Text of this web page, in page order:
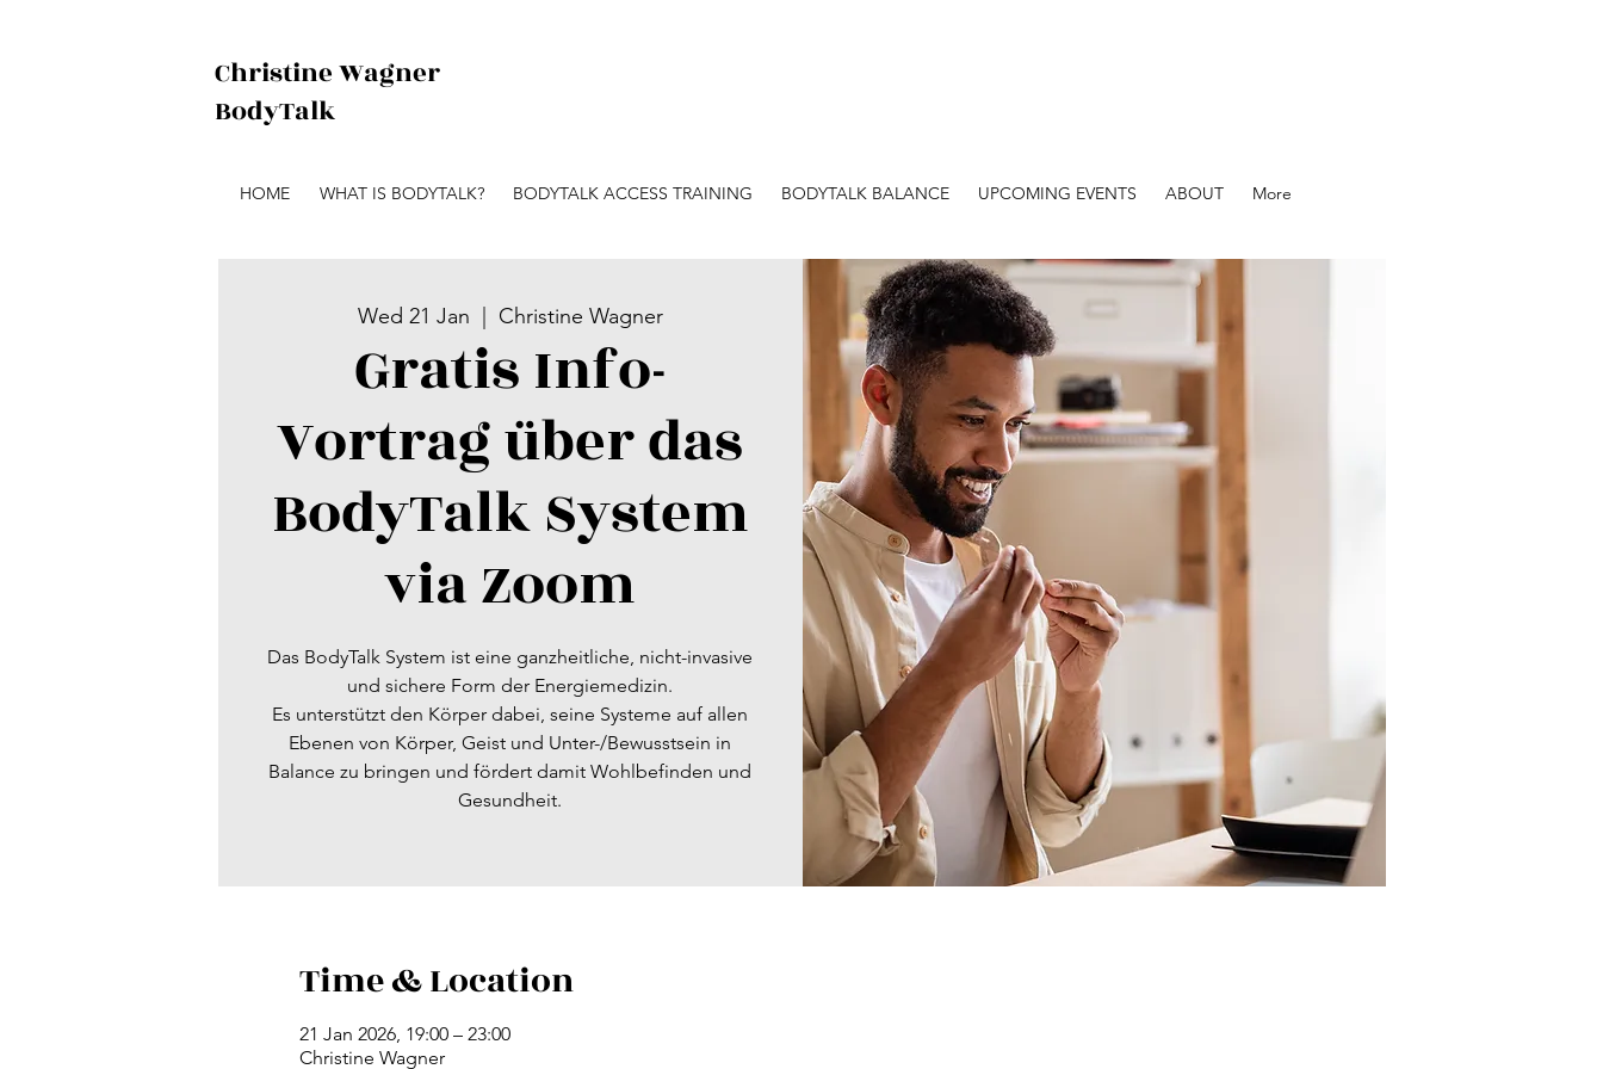
Wed 21 Jan Christine Wagner
Gratis Info-
Vortrag über das
BodyTalk System
via Zoom
Das BodyTalk System ist eine ganzheitliche, nicht-invasive
und sichere Form der Energiemedizin.
Es unterstützt den Körper dabei, seine Systeme auf allen
Ebenen von Körper, Geist und Unter-/Bewusstsein in
Balance zu bringen und fördert damit Wohlbefinden und
Gesundheit.
Time & Location
21 Jan 2026, 19:00 – 23:00
Christine Wagner
Christine Wagner
BodyTalk
HOME WHAT IS BODYTALK? BODYTALK ACCESS TRAINING BODYTALK BALANCE UPCOMING EVENTS ABOUT More